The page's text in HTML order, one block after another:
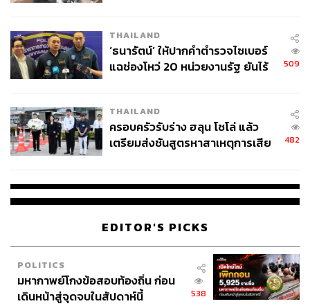
จ่ายหนี้-แอบระบุแบรนด์
THAILAND
‘ธนารัตน์’ ให้ปากคำตำรวจไซเบอร์
แฉช่องโหว่ 20 หน่วยงานรัฐ ยันไร้
509
THAILAND
ครอบครัวรับร่าง ฮลุน โซโล่ แล้ว
เตรียมส่งชันสูตรหาสาเหตุการเสีย
482
EDITOR'S PICKS
POLITICS
มหากาพย์โกงข้อสอบท้องถิ่น ก่อน
เดินหน้าสู่จุดจบในสัปดาห์นี้
538